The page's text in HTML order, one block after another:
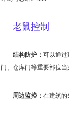
老鼠控制
结构防护： 可以通过
门、仓库门等重要部位当
周边监控： 在建筑的